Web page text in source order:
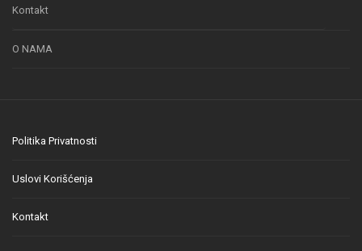
Kontakt
O NAMA
Politika Privatnosti
Uslovi Korišćenja
Kontakt